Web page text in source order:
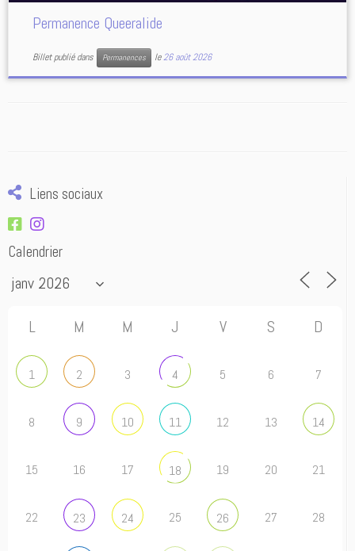
Permanence Queeralide
Billet publié dans Permanences le26 août 2026
Liens sociaux
Calendrier
L M M J V S D
1 2 3 4 5 6 7
8 9 10 11 12 13 14
15 16 17 18 19 20 21
22 23 24 25 26 27 28